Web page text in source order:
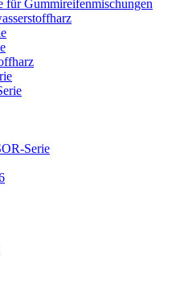
für Gummireifenmischungen
Serie